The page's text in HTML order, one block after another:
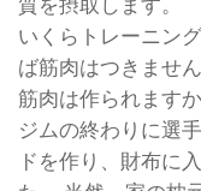
いくらトレーニン
ば筋肉はつきませ
筋肉は作られますか
ジムの終わりに選
ドを作り、財布に